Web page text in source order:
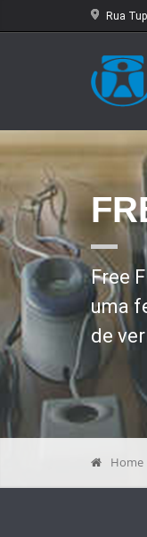
Rua
Free
uma
de
Home